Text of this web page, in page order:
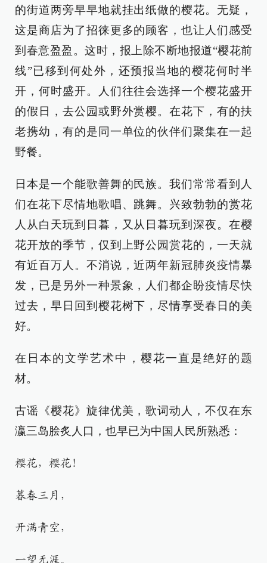
的街道两旁早早地就挂出纸做的樱花。无疑，
这是商店为了招徕更多的顾客，也让人们感受
到春意盈盈。这时，报上除不断地报道“樱花前
线”已移到何处外，还预报当地的樱花何时半
开，何时盛开。人们往往会选择一个樱花盛开
的假日，去公园或野外赏樱。在花下，有的扶
老携幼，有的是同一单位的伙伴们聚集在一起
野餐。
日本是一个能歌善舞的民族。我们常常看到人
们在花下尽情地歌唱、跳舞。兴致勃勃的赏花
人从白天玩到日暮，又从日暮玩到深夜。在樱
花开放的季节，仅到上野公园赏花的，一天就
有近百万人。不消说，近两年新冠肺炎疫情暴
发，已是另外一种景象，人们都企盼疫情尽快
过去，早日回到樱花树下，尽情享受春日的美
好。
在日本的文学艺术中，樱花一直是绝好的题
材。
古谣《樱花》旋律优美，歌词动人，不仅在东
瀛三岛脍炙人口，也早已为中国人民所熟悉：
樱花，樱花！
暮春三月，
开满青空，
一望无涯。